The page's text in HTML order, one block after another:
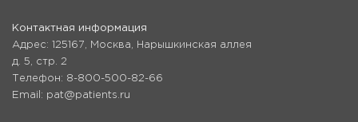
Контактная информация
Адрес: 125167, Москва, Нарышкинская аллея
д. 5, стр. 2
Телефон: 8-800-500-82-66
Email: pat@patients.ru